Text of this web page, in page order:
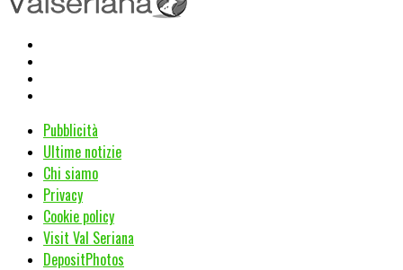
Pubblicità
Ultime notizie
Chi siamo
Privacy
Cookie policy
Visit Val Seriana
DepositPhotos